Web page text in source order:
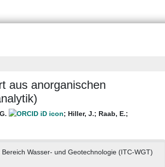
aus anorganischen
; Hiller, J.; Raab, E.;
Wasser- und Geotechnologie (ITC-WGT)